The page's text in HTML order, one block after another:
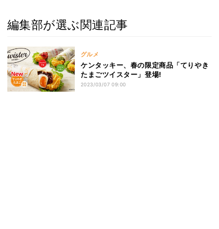
編集部が選ぶ関連記事
グルメ
ケンタッキー、春の限定商品「てりやき
たまごツイスター」登場!
2023/03/07 09:00